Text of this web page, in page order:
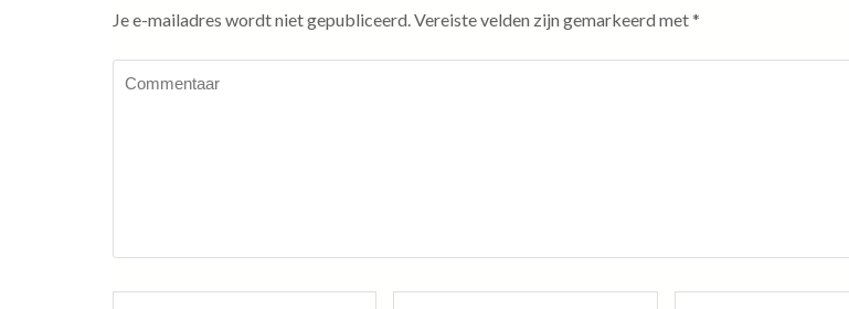
Je e-mailadres wordt niet gepubliceerd. Vereiste velden zijn gemarkeerd met*